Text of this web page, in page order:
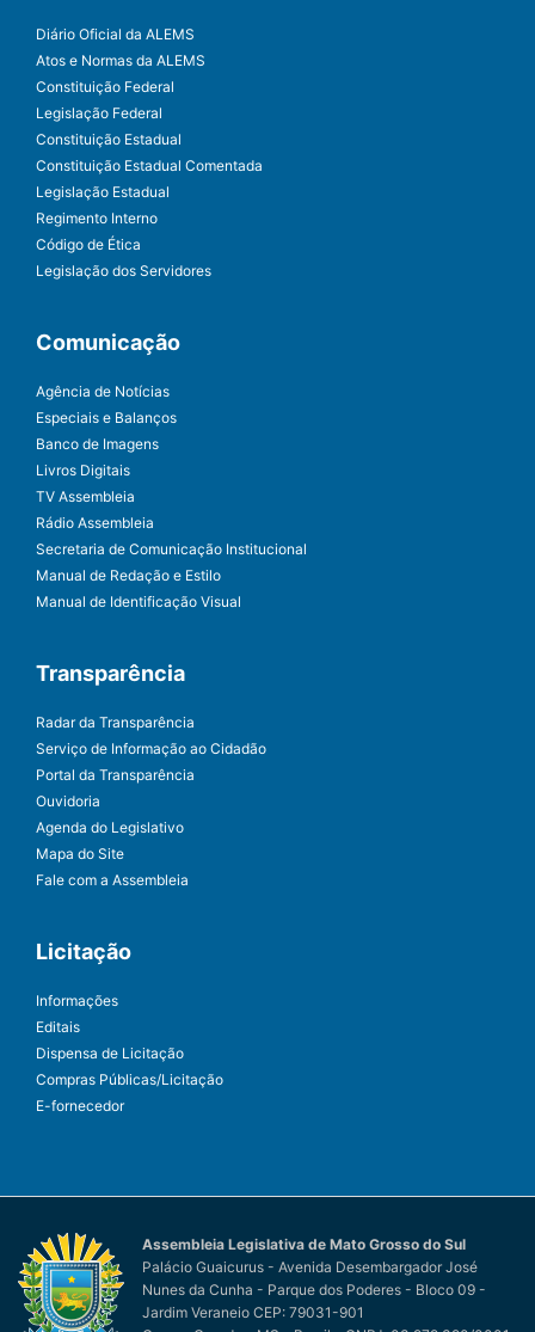
Diário Oficial da ALEMS
Atos e Normas da ALEMS
Constituição Federal
Legislação Federal
Constituição Estadual
Constituição Estadual Comentada
Legislação Estadual
Regimento Interno
Código de Ética
Legislação dos Servidores
Comunicação
Agência de Notícias
Especiais e Balanços
Banco de Imagens
Livros Digitais
TV Assembleia
Rádio Assembleia
Secretaria de Comunicação Institucional
Manual de Redação e Estilo
Manual de Identificação Visual
Transparência
Radar da Transparência
Serviço de Informação ao Cidadão
Portal da Transparência
Ouvidoria
Agenda do Legislativo
Mapa do Site
Fale com a Assembleia
Licitação
Informações
Editais
Dispensa de Licitação
Compras Públicas/Licitação
E-fornecedor
Assembleia Legislativa de Mato Grosso do Sul
Palácio Guaicurus - Avenida Desembargador José
Nunes da Cunha - Parque dos Poderes - Bloco 09 -
Jardim Veraneio CEP: 79031-901